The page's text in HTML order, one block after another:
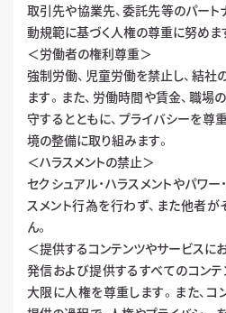
取引先や協業先、委託先等のパー
動規範に基づく人権の尊重に努めま
＜労働者の権利尊重＞
強制労働、児童労働を禁止し、結
ます。また、労働時間や賃金、職
守するとともに、プライバシーを
境の整備に取り組みます。
＜ハラスメントの禁止＞
セクシュアル・ハラスメントやパワー
スメント行為を行わず、また他者
ん。
＜提供するコンテンツやサービスに
発信および提供するすべてのコンテ
大限に人権を尊重します。また、